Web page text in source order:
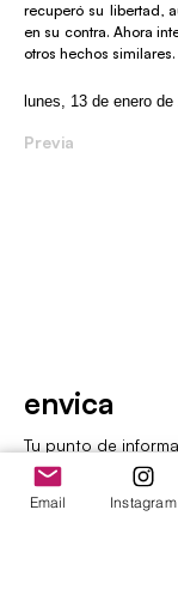
recuperó su libertad,
en su contra. Ahora
otros hechos similares.
lunes, 13 de enero de
Previa
envica
Tu punto de
Email Instagram